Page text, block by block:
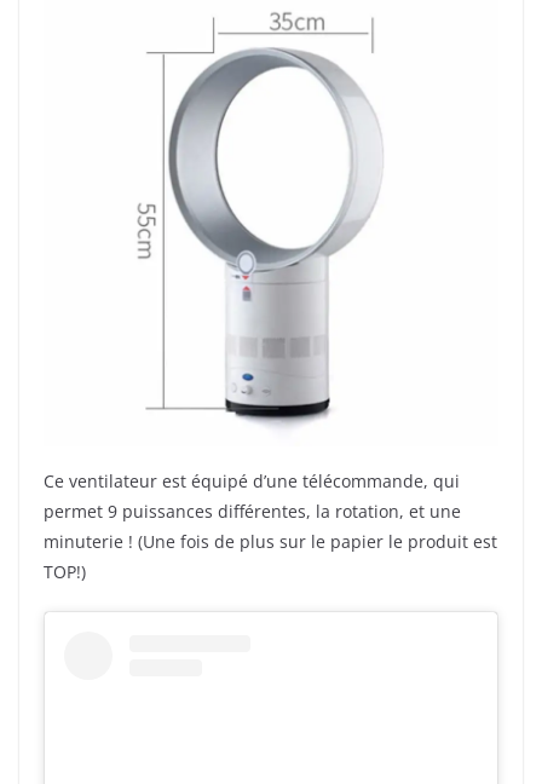
Ce ventilateur est équipé d’une télécommande, qui
permet 9 puissances différentes, la rotation, et une
minuterie ! (Une fois de plus sur le papier le produit est
TOP!)